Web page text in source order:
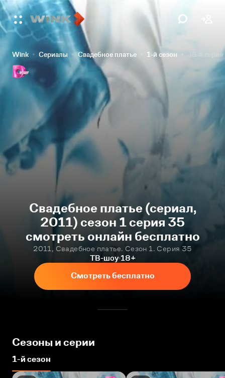
Wink Сериалы Свадебное платье 1-й сезон 35-я серия
Свадебное платье (сериал,
2011) сезон 1 серия 35
смотреть онлайн бесплатно
2011, Свадебное платье. Сезон 1. Серия 35
ТВ-шоу 18+
Смотреть бесплатно
Сезоны и серии
1-й сезон